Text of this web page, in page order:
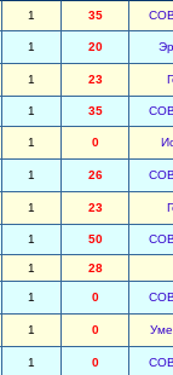
1 35
1 20
1 23
1 35
1 0
1 26
1 23
1 50
1 28
1 0
1 0
1 0